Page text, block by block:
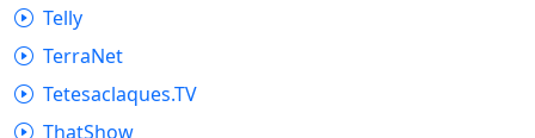
Telly
TerraNet
Tetesaclaques.TV
ThatShow